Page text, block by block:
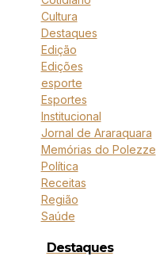
Cultura
Destaques
Edição
Edições
esporte
Esportes
Institucional
Jornal de Araraquara
Memórias do Polezze
Política
Receitas
Região
Saúde
Destaques